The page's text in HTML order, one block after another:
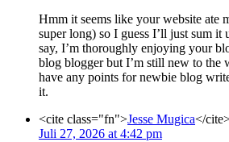
Hmm it seems like your website ate
super long) so I guess I’ll just sum it
say, I’m thoroughly enjoying your
blog blogger but I’m still new to the
have any points for newbie blog
it.
<cite class="fn">Jesse Mugica</
Juli 27, 2026 at 4:42 pm